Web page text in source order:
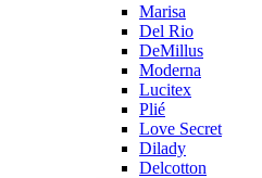
Marisa
Del Rio
DeMillus
Moderna
Lucitex
Plié
Love Secret
Dilady
Delcotton